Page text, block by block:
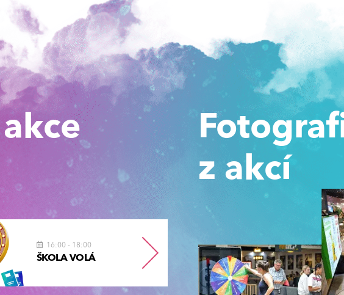
16:00 - 18:00
ŠKOLA VOLÁ
z akcí